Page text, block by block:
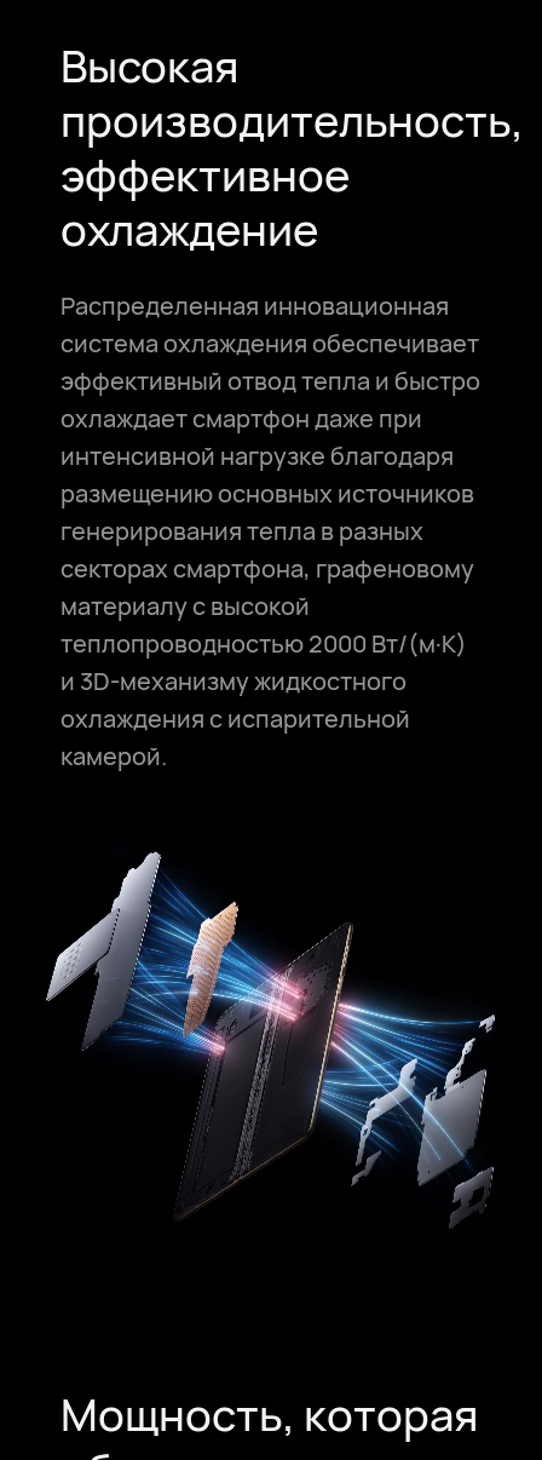
Высокая
производительность,
эффективное
охлаждение
Распределенная инновационная
система охлаждения обеспечивает
эффективный отвод тепла и быстро
охлаждает смартфон даже при
интенсивной нагрузке благодаря
размещению основных источников
генерирования тепла в разных
секторах смартфона, графеновому
материалу с высокой
теплопроводностью 2000 Вт/(м·K)
и 3D-механизму жидкостного
охлаждения с испарительной
камерой.
Мощность, которая